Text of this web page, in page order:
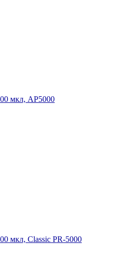
мкл, AP5000
мкл, Classic PR-5000